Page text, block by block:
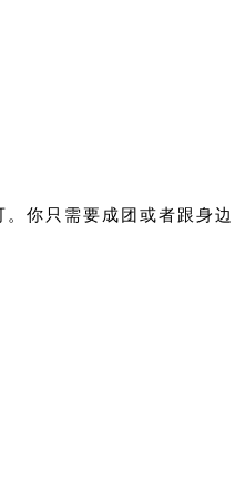
你只需要成团或者跟身